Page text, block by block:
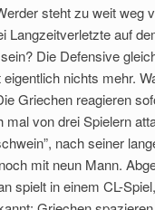
steht zu weit weg
Langzeitverletzte auf
Die Defensive
nichts mehr.
Griechen reagieren
von drei Spielern
nach seiner
mit neun Mann.
spielt in einem CL-